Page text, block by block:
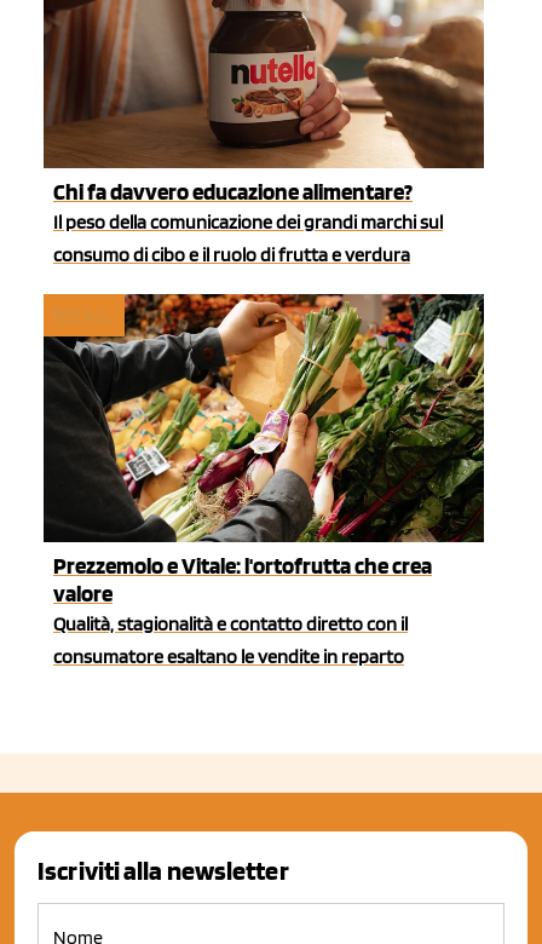
Chi fa davvero educazione alimentare?
Il peso della comunicazione dei grandi marchi sul
consumo di cibo e il ruolo di frutta e verdura
Prezzemolo e Vitale: l'ortofrutta che crea
valore
Qualità, stagionalità e contatto diretto con il
consumatore esaltano le vendite in reparto
Iscriviti alla newsletter